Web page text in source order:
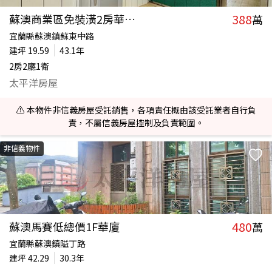
蘇澳商業區免裝潢2房華廈A 388萬
宜蘭縣蘇澳鎮蘇東中路
建坪 19.59
43.1年
2房2廳1衛
太平洋房屋
⚠️ 本物件非信義房屋受託銷售，各項責任概由該受託業者自行負
責，不屬信義房屋控制及負責範圍。
非信義物件
蘇澳馬賽低總價1F華廈 480萬
宜蘭縣蘇澳鎮隘丁路
建坪 42.29
30.3年